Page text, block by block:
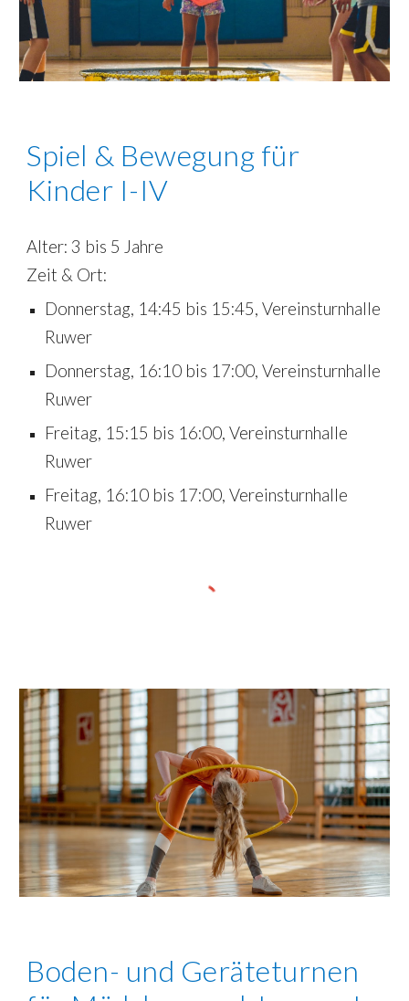
Spiel & Bewegung für
Kinder I-IV
Alter: 3 bis 5 Jahre
Zeit & Ort:
Donnerstag, 14:45 bis 15:45,Vereinsturnhalle
Ruwer
Donnerstag, 16:10 bis 17:00,Vereinsturnhalle
Ruwer
Freitag, 15:15 bis 16:00, Vereinsturnhalle
Ruwer
Freitag, 16:10 bis 17:00, Vereinsturnhalle
Ruwer
Boden- und Geräteturnen